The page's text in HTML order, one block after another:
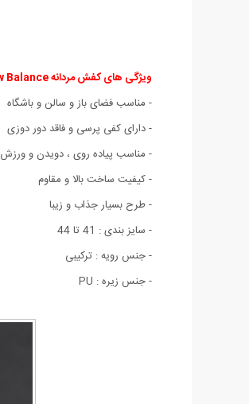
ویژگی های کفش مردانه New Balance:
- مناسب فضای باز و سالن و باشگاه
- دارای کفی پرسی و فاقد دور دوزی
- مناسب پیاده روی ، دویدن و ورزش
- کیفیت ساخت بالا و مقاوم
- طرح بسیار جذاب و زیبا
- سایز بندی : 41 تا 44
- جنس رویه : ترکیبی
- جنس زیره : PU